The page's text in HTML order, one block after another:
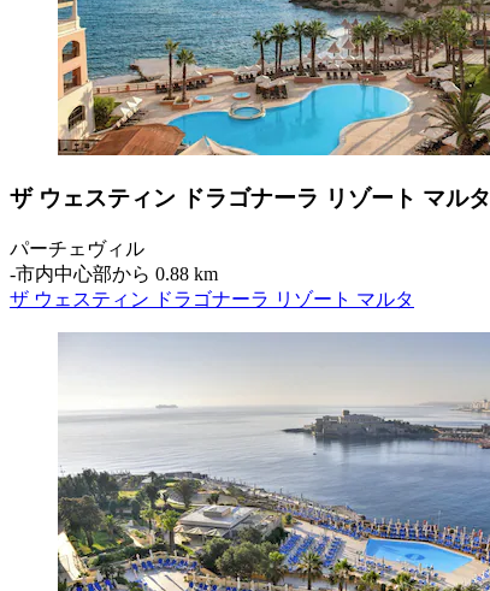
ザ ウェスティン ドラゴナーラ リゾート マルタ
パーチェヴィル
‐市内中心部から 0.88 km
ザ ウェスティン ドラゴナーラ リゾート マルタ